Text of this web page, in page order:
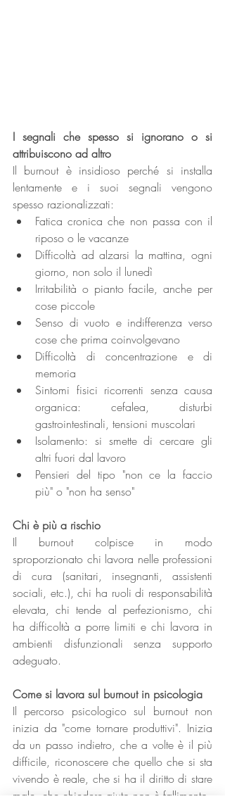
I segnali che spesso si ignorano o si
attribuiscono ad altro
Il burnout è insidioso perché si installa
lentamente e i suoi segnali vengono
spesso razionalizzati:
Fatica cronica che non passa con il
riposo o le vacanze
Difficoltà ad alzarsi la mattina, ogni
giorno, non solo il lunedì
Irritabilità o pianto facile, anche per
cose piccole
Senso di vuoto e indifferenza verso
cose che prima coinvolgevano
Difficoltà di concentrazione e di
memoria
Sintomi fisici ricorrenti senza causa
organica: cefalea, disturbi
gastrointestinali, tensioni muscolari
Isolamento: si smette di cercare gli
altri fuori dal lavoro
Pensieri del tipo "non ce la faccio
più" o "non ha senso"
Chi è più a rischio
Il burnout colpisce in modo
sproporzionato chi lavora nelle professioni
di cura (sanitari, insegnanti, assistenti
sociali, etc.), chi ha ruoli di responsabilità
elevata, chi tende al perfezionismo, chi
ha difficoltà a porre limiti e chi lavora in
ambienti disfunzionali senza supporto
adeguato.
Come si lavora sul burnout in psicologia
Il percorso psicologico sul burnout non
inizia da "come tornare produttivi". Inizia
da un passo indietro, che a volte è il più
difficile, riconoscere che quello che si sta
vivendo è reale, che si ha il diritto di stare
male, che chiedere aiuto non è fallimento.